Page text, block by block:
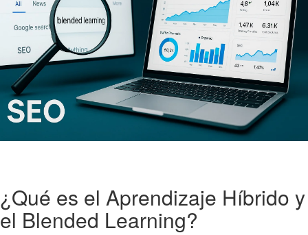
¿Qué es el Aprendizaje Híbrido y
el Blended Learning?